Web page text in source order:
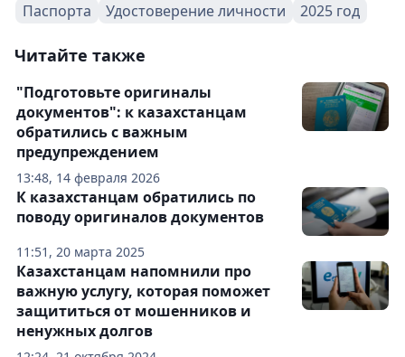
Паспорта
Удостоверение личности 2025 год
Читайте также
13:48, 14 февраля 2026
"Подготовьте оригиналы
документов": к казахстанцам
обратились с важным
предупреждением
11:51, 20 марта 2025
К казахстанцам обратились по
поводу оригиналов документов
Казахстанцам напомнили про
важную услугу, которая поможет
защититься от мошенников и
ненужных долгов